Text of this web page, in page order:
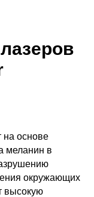
на основе
меланин в
окружающих
высокую